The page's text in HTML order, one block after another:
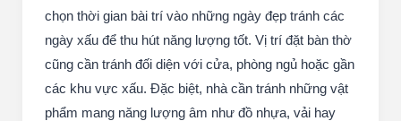
chọn thời gian bài trí vào những ngày đẹp tránh các
ngày xấu để thu hút năng lượng tốt. Vị trí đặt bàn thờ
cũng cần tránh đối diện với cửa, phòng ngủ hoặc gần
các khu vực xấu. Đặc biệt, nhà cần tránh những vật
phẩm mang năng lượng âm như đồ nhựa, vải hay